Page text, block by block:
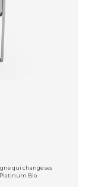
qui change ses
Bio.